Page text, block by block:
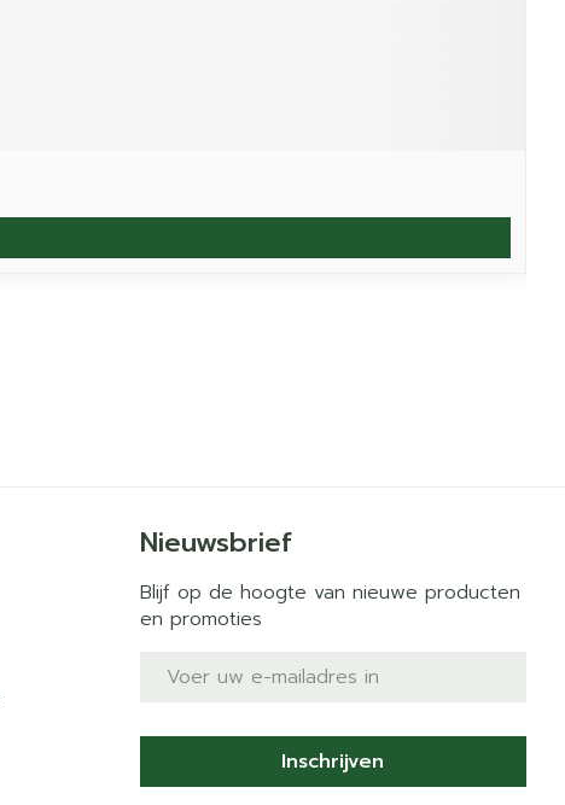
Nieuwsbrief
Blijf op de hoogte van nieuwe producten
en promoties
Inschrijven